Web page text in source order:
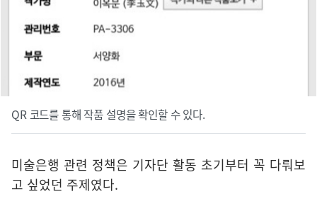
QR 코드를 통해 작품 설명을 확인할 수 있다.
미술은행 관련 정책은 기자단 활동 초기부터 꼭 다뤄보
고 싶었던 주제였다.